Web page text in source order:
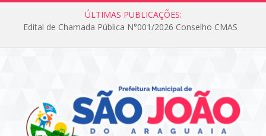
ÚLTIMAS PUBLICAÇÕES:
Edital de Chamada Pública N°001/2026 Conselho CMAS